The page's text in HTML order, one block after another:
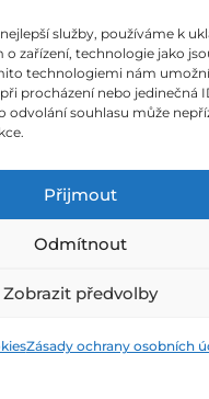
služby, používáme k
zařízení, technologie jako
technologiemi nám
procházení nebo jedinečná
odvolání souhlasu může
Přijmout
Odmítnout
Zobrazit předvolby
Zásady ochrany osobních
602 00 Brno
jsou určeny výhradně
a neslouží v žádném
doporučení.
Více